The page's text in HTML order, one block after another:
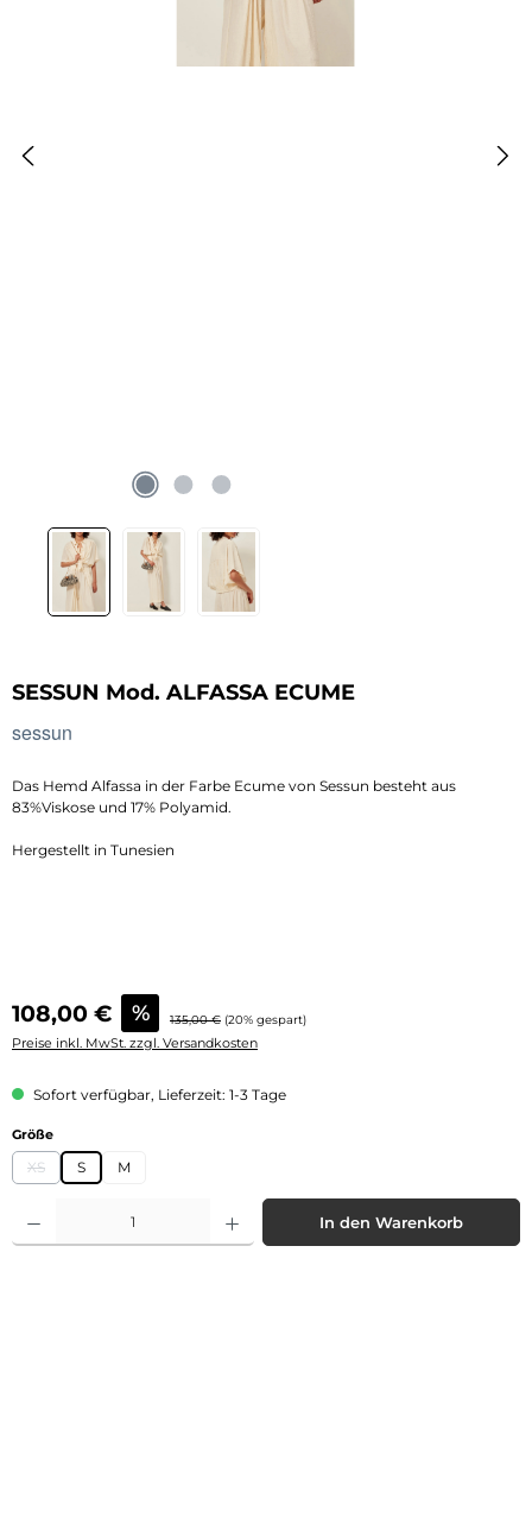
SESSUN Mod. ALFASSA ECUME
sessun
Das Hemd Alfassa in der Farbe Ecume von Sessun besteht aus
83%Viskose und 17% Polyamid.
Hergestellt in Tunesien
Verkaufspreis:
108,00 € % Regulärer Preis:
135,00 € (20% gespart)
Preise inkl. MwSt. zzgl. Versandkosten
Sofort verfügbar, Lieferzeit: 1-3 Tage
Größeauswählen
XS
(Diese Option ist zurzeit nicht verfügbar.)
S M
Produkt Anzahl: Gib den gewünschten Wert ein oder benutze die
In den Warenkorb